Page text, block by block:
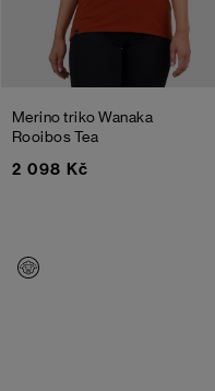
Merino triko Wanaka
Rooibos Tea
2 098 Kč